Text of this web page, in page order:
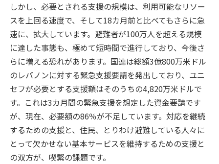
しかし、必要とされる支援の規模は、利用可能なリソー
スを上回る速度で、そして18カ月前と比べてもさらに急
速に、拡大しています。避難者が100万人を超える規模
に達した事態も、極めて短時間で進行しており、今後さ
らに増える恐れがあります。国連は総額3億800万米ドル
のレバノンに対する緊急支援要請を発出しており、ユニ
セフが必要とする支援額はそのうちの4,820万米ドルで
す。これは3カ月間の緊急支援を想定した資金要請です
が、現在、必要額の86％が不足しています。対応を継続
するための支援と、住民、とりわけ避難している人々に
とって欠かせない基本サービスを維持するための支援と
の双方が、喫緊の課題です。